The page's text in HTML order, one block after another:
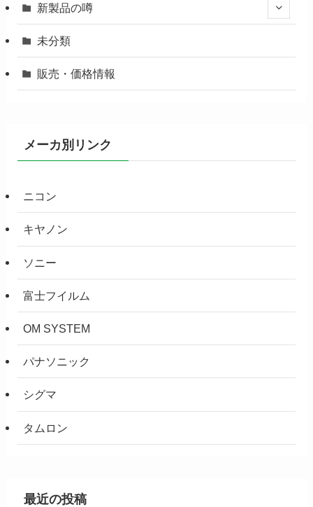
新製品の噂
未分類
販売・価格情報
メーカ別リンク
ニコン
キヤノン
ソニー
富士フイルム
OM SYSTEM
パナソニック
シグマ
タムロン
最近の投稿